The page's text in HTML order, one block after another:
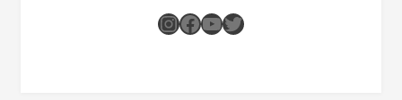
Instagram
Facebook
Youtube
Twitter